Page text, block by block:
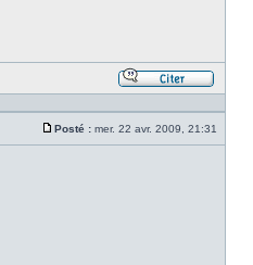
le
Posté : mer. 22 avr. 2009, 21:31